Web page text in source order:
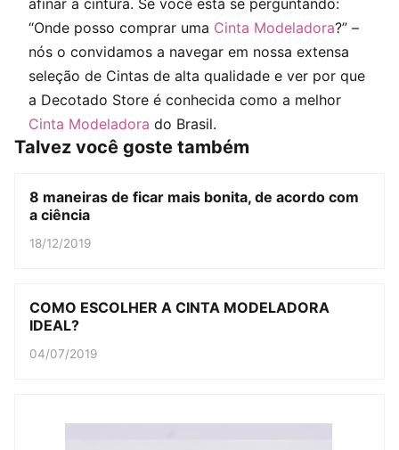
“Onde posso comprar uma Cinta Modeladora?” –
nós o convidamos a navegar em nossa extensa
seleção de Cintas de alta qualidade e ver por que
a Decotado Store é conhecida como a melhor
Cinta Modeladora do Brasil.
Talvez você goste também
8 maneiras de ficar mais bonita, de acordo com
a ciência
18/12/2019
COMO ESCOLHER A CINTA MODELADORA
IDEAL?
04/07/2019